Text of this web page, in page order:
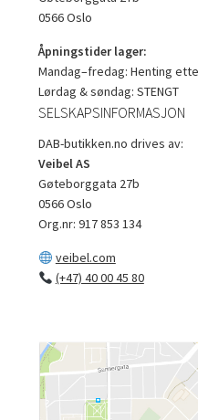
0566 Oslo
Åpningstider lager:
Mandag–fredag: Henting
Lørdag & søndag: STENGT
SELSKAPSINFORMASJON
DAB-butikken.no drives av:
Veibel AS
Gøteborggata 27b
0566 Oslo
Org.nr: 917 853 134
veibel.com
(+47) 40 00 45 80